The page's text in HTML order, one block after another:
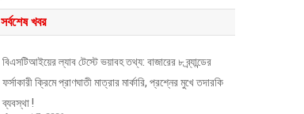
সর্বশেষ খবর
বিএসটিআইয়ের ল্যাব টেস্টে ভয়াবহ তথ্য: বাজারের ৮ ব্র্যান্ডের
ফর্সাকারী ক্রিমে প্রাণঘাতী মাত্রার মার্কারি, প্রশ্নের মুখে তদারকি
ব্যবস্থা !